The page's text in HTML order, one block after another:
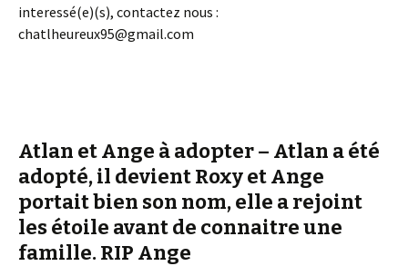
interessé(e)(s), contactez nous :
chatlheureux95@gmail.com
Atlan et Ange à adopter – Atlan a été
adopté, il devient Roxy et Ange
portait bien son nom, elle a rejoint
les étoile avant de connaitre une
famille. RIP Ange